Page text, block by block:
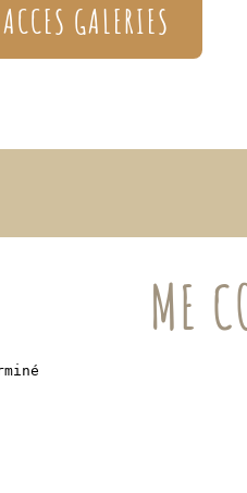
ACCES GALERIES
ME